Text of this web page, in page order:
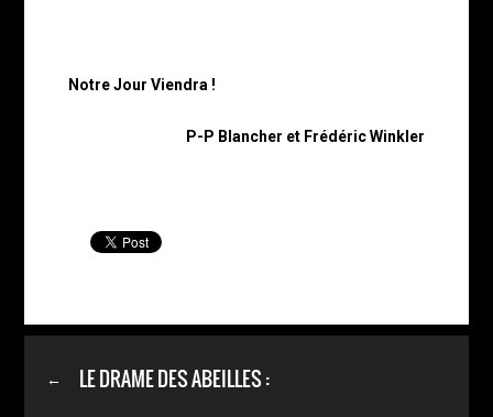
Notre Jour Viendra !
P-P Blancher et Frédéric Winkler
← LE DRAME DES ABEILLES :